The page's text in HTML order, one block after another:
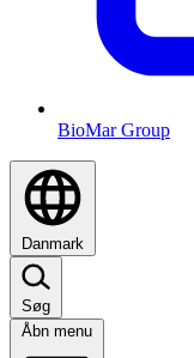
BioMar Group
Danmark
Søg
Åbn menu